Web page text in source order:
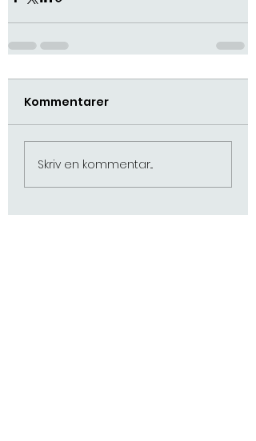
Kommentarer
Skriv en kommentar...